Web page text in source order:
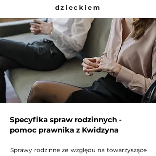
dzieckiem
Specyfika spraw rodzinnych -
pomoc prawnika z Kwidzyna
Sprawy rodzinne ze względu na towarzyszące